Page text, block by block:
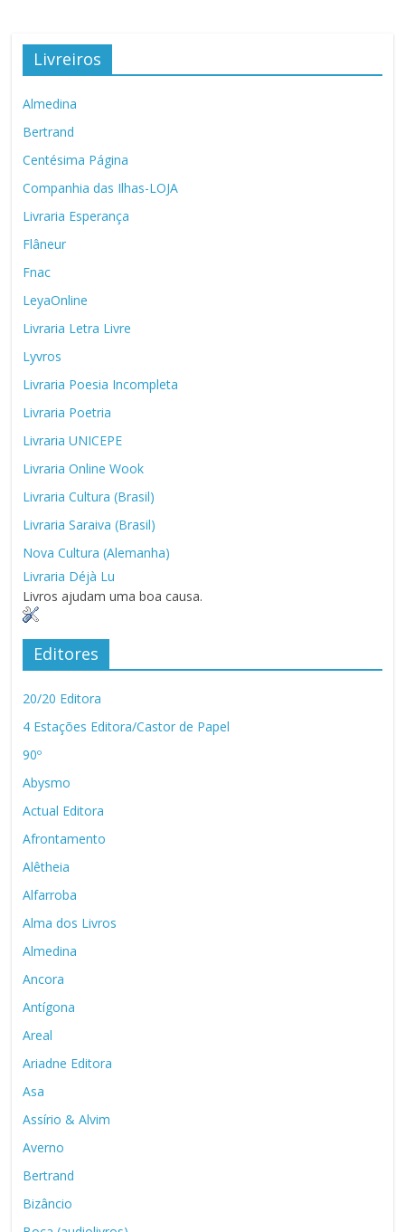
Livreiros
Almedina
Bertrand
Centésima Página
Companhia das Ilhas-LOJA
Livraria Esperança
Flâneur
Fnac
LeyaOnline
Livraria Letra Livre
Lyvros
Livraria Poesia Incompleta
Livraria Poetria
Livraria UNICEPE
Livraria Online Wook
Livraria Cultura (Brasil)
Livraria Saraiva (Brasil)
Nova Cultura (Alemanha)
Livraria Déjà Lu
Livros ajudam uma boa causa.
Editores
20/20 Editora
4 Estações Editora/Castor de Papel
90º
Abysmo
Actual Editora
Afrontamento
Alêtheia
Alfarroba
Alma dos Livros
Almedina
Ancora
Antígona
Areal
Ariadne Editora
Asa
Assírio & Alvim
Averno
Bertrand
Bizâncio